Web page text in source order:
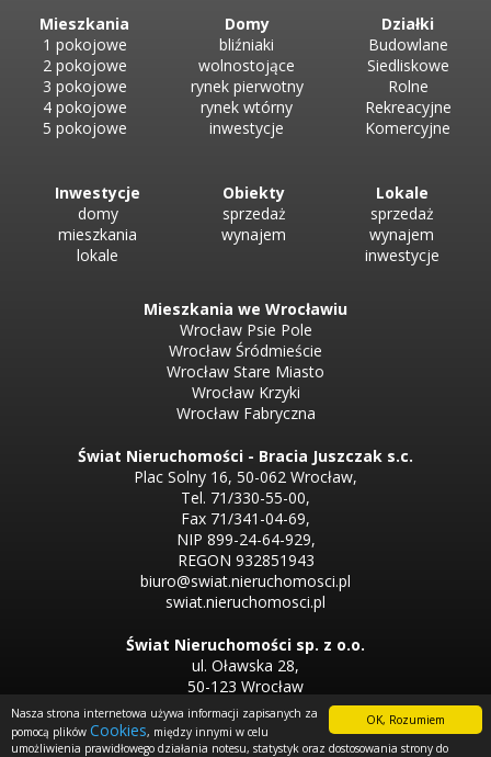
OK, Rozumiem
Nasza strona internetowa używa informacji zapisanych za
pomocą plików Cookies, między innymi w celu
umożliwienia prawidłowego działania notesu, statystyk oraz dostosowania strony do
KUCHNIA - wspólna do obu pokoi. Uwaga! Brak piekarnika i zmywarki
do naczyń - ŁAZIENKA Wyposażona w pralkę - HALL W hallu jest szafa z
odk...
Mieszkania
1 pokojowe
2 pokojowe
3 pokojowe
4 pokojowe
5 pokojowe
Domy
bliźniaki
wolnostojące
rynek pierwotny
rynek wtórny
inwestycje
Działki
Budowlane
Siedliskowe
Rolne
Rekreacyjne
Komercyjne
Inwestycje
domy
mieszkania
lokale
Obiekty
sprzedaż
wynajem
Lokale
sprzedaż
wynajem
inwestycje
Mieszkania we Wrocławiu
Wrocław Psie Pole
Wrocław Śródmieście
Wrocław Stare Miasto
Wrocław Krzyki
Wrocław Fabryczna
Świat Nieruchomości - Bracia Juszczak s.c.
Plac Solny 16, 50-062 Wrocław,
Tel. 71/330-55-00,
Fax 71/341-04-69,
NIP 899-24-64-929,
REGON 932851943
biuro@swiat.nieruchomosci.pl
swiat.nieruchomosci.pl
Świat Nieruchomości sp. z o.o.
ul. Oławska 28,
50-123 Wrocław
Tel. 71/330-50-50,
Tel. 71/330-33-00